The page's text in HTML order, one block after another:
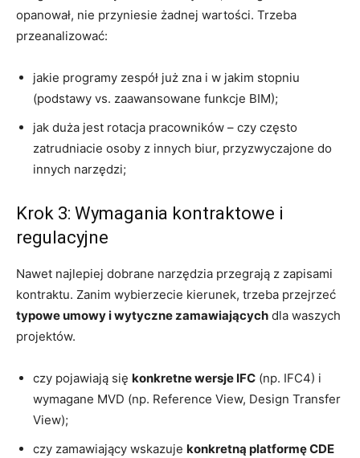
opanował, nie przyniesie żadnej wartości. Trzeba
przeanalizować:
jakie programy zespół już zna i w jakim stopniu
(podstawy vs. zaawansowane funkcje BIM);
jak duża jest rotacja pracowników – czy często
zatrudniacie osoby z innych biur, przyzwyczajone do
innych narzędzi;
Krok 3: Wymagania kontraktowe i
regulacyjne
Nawet najlepiej dobrane narzędzia przegrają z zapisami
kontraktu. Zanim wybierzecie kierunek, trzeba przejrzeć
typowe umowy i wytyczne zamawiających dla waszych
projektów.
czy pojawiają się konkretne wersje IFC (np. IFC4) i
wymagane MVD (np. Reference View, Design Transfer
View);
czy zamawiający wskazuje konkretną platformę CDE